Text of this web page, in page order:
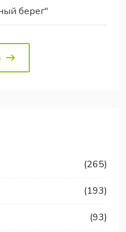
берег"
(265)
(193)
(93)